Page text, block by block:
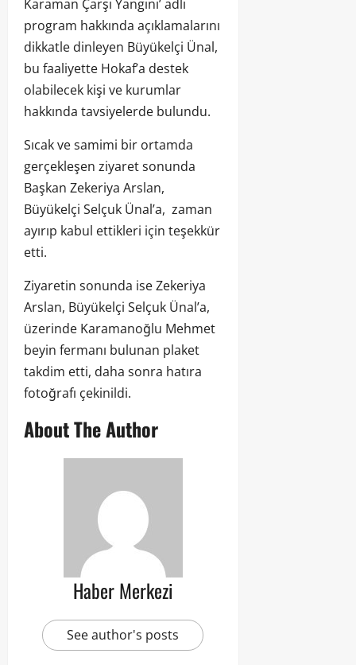
Karaman Çarşı Yangını’ adlı
program hakkında açıklamalarını
dikkatle dinleyen Büyükelçi Ünal,
bu faaliyette Hokaf’a destek
olabilecek kişi ve kurumlar
hakkında tavsiyelerde bulundu.
Sıcak ve samimi bir ortamda
gerçekleşen ziyaret sonunda
Başkan Zekeriya Arslan,
Büyükelçi Selçuk Ünal’a, zaman
ayırıp kabul ettikleri için teşekkür
etti.
Ziyaretin sonunda ise Zekeriya
Arslan, Büyükelçi Selçuk Ünal’a,
üzerinde Karamanoğlu Mehmet
beyin fermanı bulunan plaket
takdim etti, daha sonra hatıra
fotoğrafı çekinildi.
About The Author
Haber Merkezi
See author's posts